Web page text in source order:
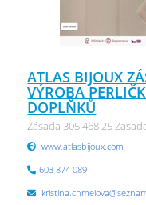
ATLAS BIJOUX
VÝROBA
DOPLŇKŮ
Zásada 305 468 25
www.atlasbijoux.com
603 874 089